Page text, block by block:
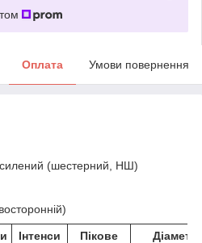
Оплата Умови повернення
(шестерний, НШ)
Інтенси
Пікове
Діаметр